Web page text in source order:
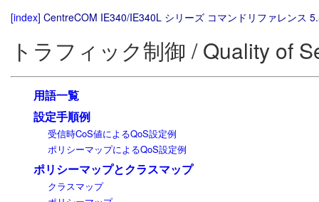
[index] CentreCOM IE340/IE340L シリーズ コマンドリファレンス
トラフィック制御 / Quality of
用語一覧
設定手順例
受信時CoS値によるQoS設定例
ポリシーマップによるQoS設定例
ポリシーマップとクラスマップ
クラスマップ